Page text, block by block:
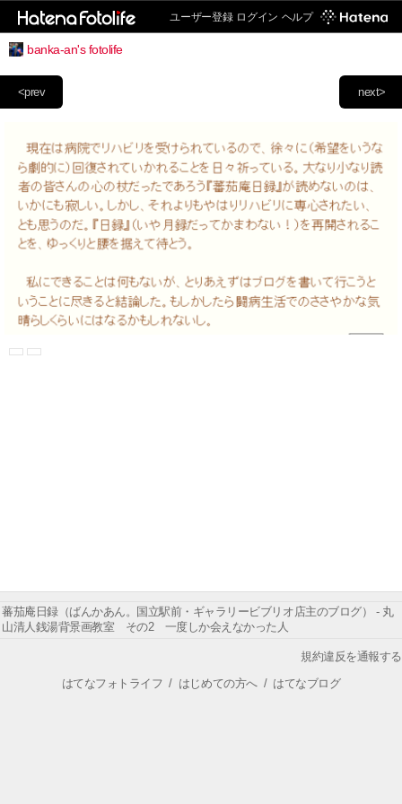
ユーザー登録 ログイン ヘルプ
banka-an's fotolife
next>
<prev
蕃茄庵日録（ばんかあん。国立駅前・ギャラリービブリオ店主のブログ） - 丸
山清人銭湯背景画教室 その2 一度しか会えなかった人
規約違反を通報する
はてなフォトライフ / はじめての方へ/ はてなブログ